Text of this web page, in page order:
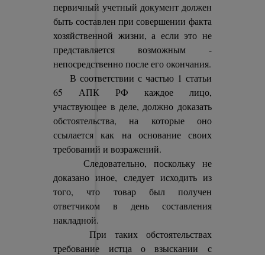
первичный учетный документ должен
быть составлен при совершении факта
хозяйственной жизни, а если это не
представляется возможным -
непосредственно после его окончания.
В соответствии с частью 1 статьи
65 АПК РФ каждое лицо,
участвующее в деле, должно доказать
обстоятельства, на которые оно
ссылается как на основание своих
требований и возражений.
Следовательно, поскольку не
доказано иное, следует исходить из
того, что товар был получен
ответчиком в день составления
накладной.
При таких обстоятельствах
требование истца о взыскании с